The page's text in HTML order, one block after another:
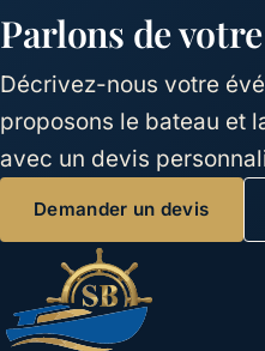
Parlons de
Décrivez-nous votre
proposons le bateau et
avec un devis
Demander un devis